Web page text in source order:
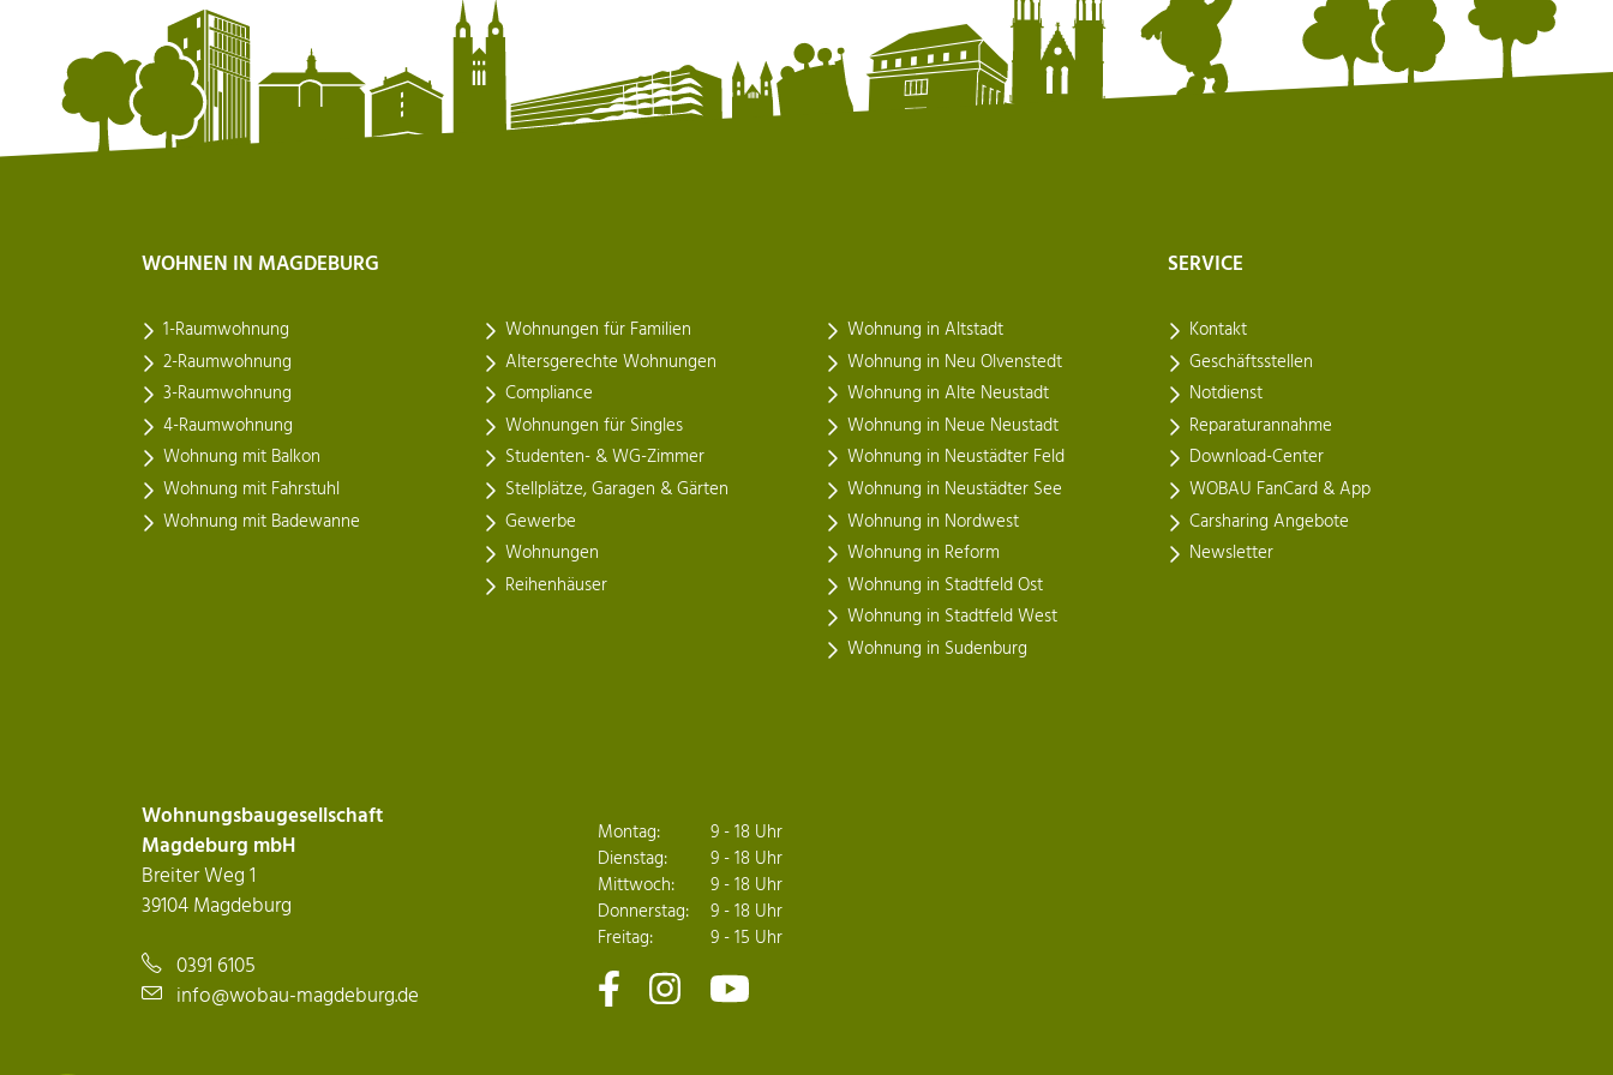
Wohnungsbaugesellschaft
Magdeburg mbH
Breiter Weg 1
39104 Magdeburg
0391 6105
info@wobau-magdeburg.de
Montag:
9 - 18 Uhr
Dienstag:
9 - 18 Uhr
Mittwoch:
9 - 18 Uhr
Donnerstag:
9 - 18 Uhr
Freitag:
9 - 15 Uhr
WOHNEN IN MAGDEBURG
1-Raumwohnung
2-Raumwohnung
3-Raumwohnung
4-Raumwohnung
Wohnung mit Balkon
Wohnung mit Fahrstuhl
Wohnung mit Badewanne
Wohnungen für Familien
Altersgerechte Wohnungen
Compliance
Wohnungen für Singles
Studenten- & WG-Zimmer
Stellplätze, Garagen & Gärten
Gewerbe
Wohnungen
Reihenhäuser
Wohnung in Altstadt
Wohnung in Neu Olvenstedt
Wohnung in Alte Neustadt
Wohnung in Neue Neustadt
Wohnung in Neustädter Feld
Wohnung in Neustädter See
Wohnung in Nordwest
Wohnung in Reform
Wohnung in Stadtfeld Ost
Wohnung in Stadtfeld West
Wohnung in Sudenburg
SERVICE
Kontakt
Geschäftsstellen
Notdienst
Reparaturannahme
Download-Center
WOBAU FanCard & App
Carsharing Angebote
Newsletter